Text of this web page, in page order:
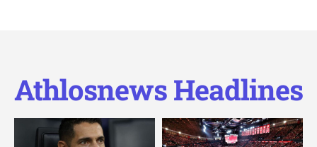
Athlosnews Headlines